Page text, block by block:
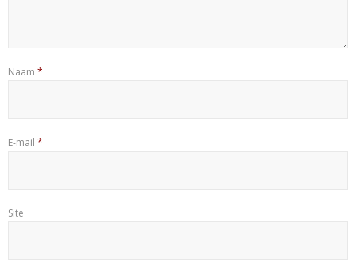
Naam *
E-mail *
Site